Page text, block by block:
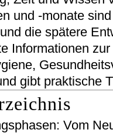
und -monate
die spätere
Informationen
gibt praktische
Vom